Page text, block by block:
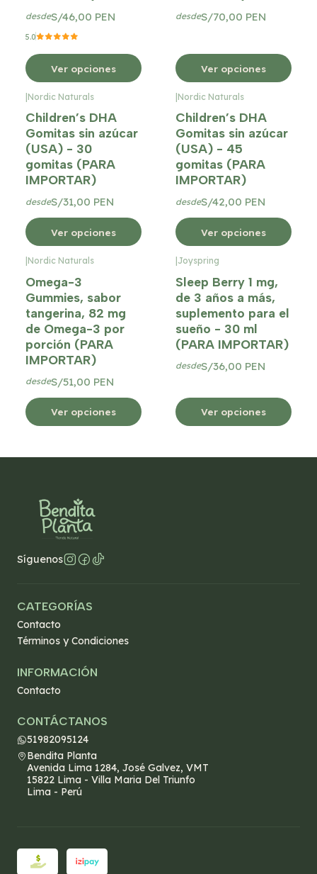
desdeS/46,00 PEN
5.0
Ver opciones
desdeS/70,00 PEN
Ver opciones
Nordic Naturals
Children’s DHA
Gomitas sin azúcar
(USA) - 30
gomitas (PARA
IMPORTAR)
desdeS/31,00 PEN
Ver opciones
Nordic Naturals
Children’s DHA
Gomitas sin azúcar
(USA) - 45
gomitas (PARA
IMPORTAR)
desdeS/42,00 PEN
Ver opciones
Nordic Naturals
Omega-3
Gummies, sabor
tangerina, 82 mg
de Omega-3 por
porción (PARA
IMPORTAR)
desdeS/51,00 PEN
Ver opciones
Joyspring
Sleep Berry 1 mg,
de 3 años a más,
suplemento para el
sueño - 30 ml
(PARA IMPORTAR)
desdeS/36,00 PEN
Ver opciones
Síguenos
CATEGORÍAS
Contacto
Términos y Condiciones
INFORMACIÓN
Contacto
CONTÁCTANOS
51982095124
Bendita Planta
Avenida Lima 1284, José Galvez, VMT
15822 Lima - Villa Maria Del Triunfo
Lima - Perú